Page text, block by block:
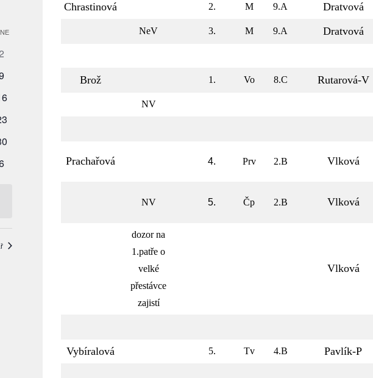
Chrastinová 2. M 9.A Dratvová
NeV 3. M 9.A Dratvová
Brož 1. Vo 8.C Rutarová-V
NV
Prachařová 4. Prv 2.B Vlková
NV 5. Čp 2.B Vlková
dozor na
1.patře o
velké
přestávce
zajistí
Vlková
Vybíralová 5. Tv 4.B Pavlík-P